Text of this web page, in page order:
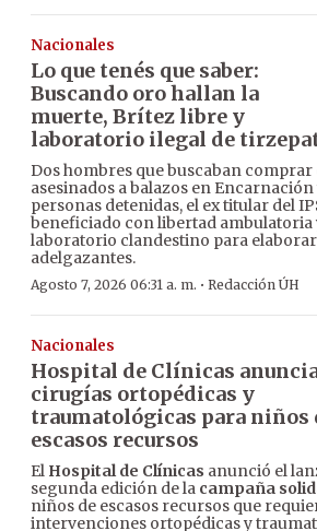
Nacionales
Lo que tenés que saber:
Buscando oro hallan la
muerte, Brítez libre y
laboratorio ilegal de
Dos hombres que buscaban
asesinados a balazos en Encarnación
personas detenidas, el ex titular del
beneficiado con libertad ambulatoria
laboratorio clandestino para
adelgazantes.
Agosto 7, 2026 06:31 a. m. · Redacción ÚH
Nacionales
Hospital de Clínicas
cirugías ortopédicas y
traumatológicas para niños
escasos recursos
El Hospital de Clínicas anunció el
segunda edición de la campaña
niños de escasos recursos que
intervenciones ortopédicas y